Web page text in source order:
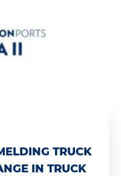
TRUCK
IN TRUCK